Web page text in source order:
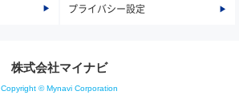
プライバシー設定
株式会社マイナビ
Copyright © Mynavi Corporation